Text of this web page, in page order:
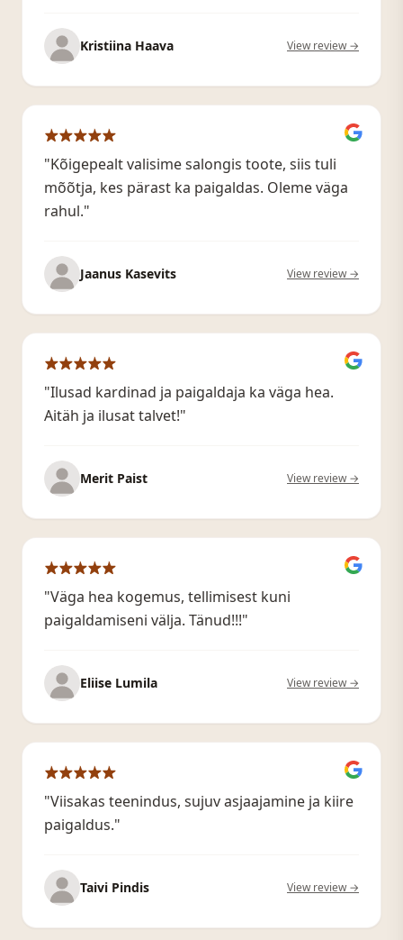
Kristiina Haava View review →
"Kõigepealt valisime salongis toote, siis tuli
mõõtja, kes pärast ka paigaldas. Oleme väga
rahul."
Jaanus Kasevits View review →
"Ilusad kardinad ja paigaldaja ka väga hea.
Aitäh ja ilusat talvet!"
Merit Paist View review →
"Väga hea kogemus, tellimisest kuni
paigaldamiseni välja. Tänud!!!"
Eliise Lumila View review →
"Viisakas teenindus, sujuv asjaajamine ja kiire
paigaldus."
Taivi Pindis View review →